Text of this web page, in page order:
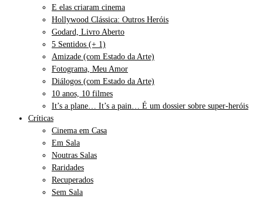
E elas criaram cinema
Hollywood Clássica: Outros Heróis
Godard, Livro Aberto
5 Sentidos (+ 1)
Amizade (com Estado da Arte)
Fotograma, Meu Amor
Diálogos (com Estado da Arte)
10 anos, 10 filmes
It’s a plane… It’s a pain… É um dossier sobre super-heróis
Críticas
Cinema em Casa
Em Sala
Noutras Salas
Raridades
Recuperados
Sem Sala